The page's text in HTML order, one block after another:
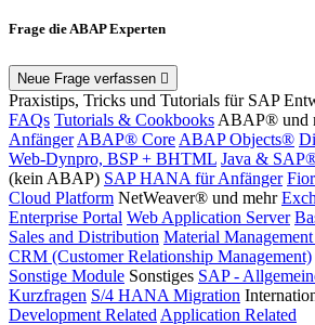
Frage die ABAP Experten
Neue Frage verfassen
Praxistips, Tricks und Tutorials für SAP
FAQs Tutorials & Cookbooks ABAP® und
Anfänger ABAP® Core ABAP Objects®
Web-Dynpro, BSP + BHTML Java &
(kein ABAP) SAP HANA für Anfänger
Cloud Platform NetWeaver® und mehr
Enterprise Portal Web Application Server
Sales and Distribution Material
CRM (Customer Relationship Management)
Sonstige Module Sonstiges SAP -
Kurzfragen S/4 HANA Migration
Development Related Application Related